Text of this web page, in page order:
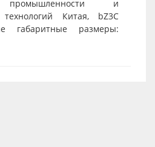
промышленности и
Китая, bZ3C
габаритные размеры: